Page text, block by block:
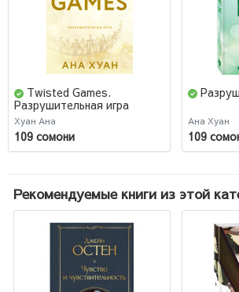
Twisted Games.
Разрушительная игра
Хуан Ана
109 сомони
Ана Хуан
109
Рекомендуемые книги из этой